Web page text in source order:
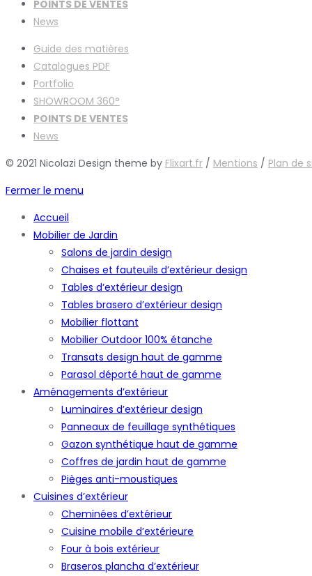
POINTS DE VENTES
News
Guide des matières
Catalogues PDF
Portfolio
SHOWROOM 360°
POINTS DE VENTES
News
© 2021 Nicolazi Design theme by Flixart.fr / Mentions / Plan de
Fermer le menu
Accueil
Mobilier de Jardin
Salons de jardin design
Chaises et fauteuils d’extérieur design
Tables d’extérieur design
Tables brasero d’extérieur design
Mobilier flottant
Mobilier Outdoor 100% étanche
Transats design haut de gamme
Parasol déporté haut de gamme
Aménagements d’extérieur
Luminaires d’extérieur design
Panneaux de feuillage synthétiques
Gazon synthétique haut de gamme
Coffres de jardin haut de gamme
Pièges anti-moustiques
Cuisines d’extérieur
Cheminées d’extérieur
Cuisine mobile d’extérieure
Four à bois extérieur
Braseros plancha d’extérieur